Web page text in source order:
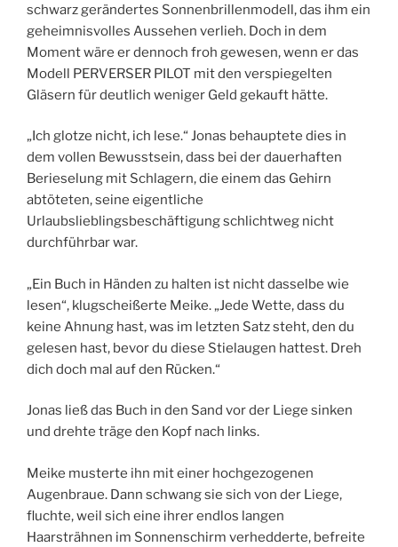
schwarz gerändertes Sonnenbrillenmodell, das ihm ein
geheimnisvolles Aussehen verlieh. Doch in dem
Moment wäre er dennoch froh gewesen, wenn er das
Modell PERVERSER PILOT mit den verspiegelten
Gläsern für deutlich weniger Geld gekauft hätte.
„Ich glotze nicht, ich lese.“ Jonas behauptete dies in
dem vollen Bewusstsein, dass bei der dauerhaften
Berieselung mit Schlagern, die einem das Gehirn
abtöteten, seine eigentliche
Urlaubslieblingsbeschäftigung schlichtweg nicht
durchführbar war.
„Ein Buch in Händen zu halten ist nicht dasselbe wie
lesen“, klugscheißerte Meike. „Jede Wette, dass du
keine Ahnung hast, was im letzten Satz steht, den du
gelesen hast, bevor du diese Stielaugen hattest. Dreh
dich doch mal auf den Rücken.“
Jonas ließ das Buch in den Sand vor der Liege sinken
und drehte träge den Kopf nach links.
Meike musterte ihn mit einer hochgezogenen
Augenbraue. Dann schwang sie sich von der Liege,
fluchte, weil sich eine ihrer endlos langen
Haarsträhnen im Sonnenschirm verhedderte, befreite